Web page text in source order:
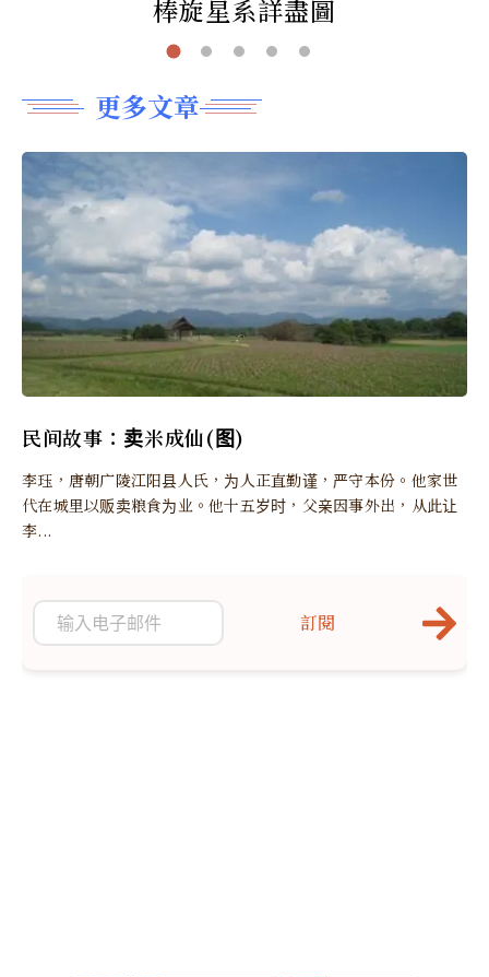
棒旋星系詳盡圖
更多文章
民间故事：卖米成仙(图)
李珏，唐朝广陵江阳县人氏，为人正直勤谨，严守本份。他家世
代在城里以贩卖粮食为业。他十五岁时，父亲因事外出，从此让
李...
訂閱